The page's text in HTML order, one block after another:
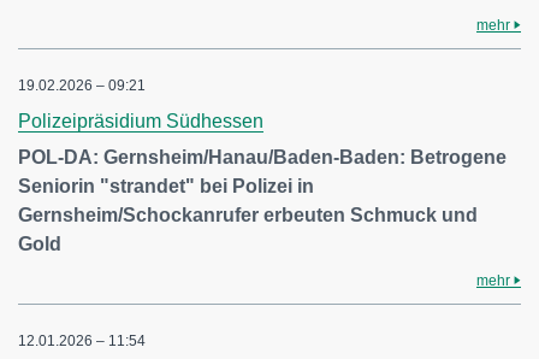
mehr
19.02.2026 – 09:21
Polizeipräsidium Südhessen
POL-DA: Gernsheim/Hanau/Baden-Baden: Betrogene
Seniorin "strandet" bei Polizei in
Gernsheim/Schockanrufer erbeuten Schmuck und
Gold
mehr
12.01.2026 – 11:54